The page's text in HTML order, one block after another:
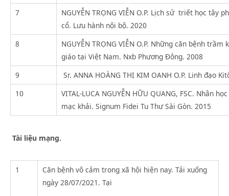
7
NGUYỄN TRỌNG VIỄN O.P. Lịch sử triết học tây
cổ. Lưu hành nội bộ. 2020
8
NGUYỄN TRỌNG VIỄN O.P. Những căn bệnh
giáo tại Việt Nam. Nxb Phương Đông. 2008
9
Sr. ANNA HOÀNG THỊ KIM OANH O.P. Linh đạo
10
VITAL-LUCA NGUYỄN HỮU QUANG, FSC. Nhân
mạc khải. Signum Fidei Tu Thư Sài Gòn. 2015
Tài liệu mạng.
1
Căn bệnh vô cảm trong xã hội hiện nay. Tải xuống
ngày 28/07/2021. Tại